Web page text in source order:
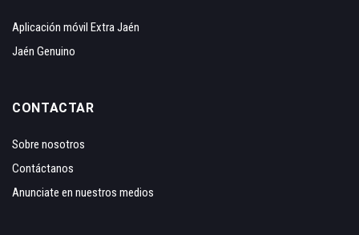
Aplicación móvil Extra Jaén
Jaén Genuino
CONTACTAR
Sobre nosotros
Contáctanos
Anunciate en nuestros medios